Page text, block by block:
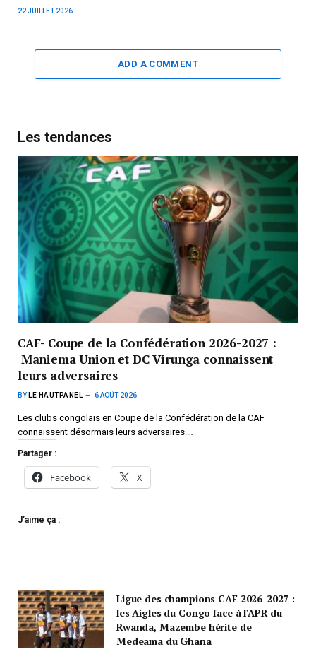
22 JUILLET 2026
ADD A COMMENT
Les tendances
CAF- Coupe de la Confédération 2026-2027 :
Maniema Union et DC Virunga connaissent
leurs adversaires
BY LE HAUTPANEL 6 AOÛT 2026
Les clubs congolais en Coupe de la Confédération de la CAF
connaissent désormais leurs adversaires.…
Partager :
Facebook X
J’aime ça :
Ligue des champions CAF 2026-2027 :
les Aigles du Congo face à l’APR du
Rwanda, Mazembe hérite de
Medeama du Ghana